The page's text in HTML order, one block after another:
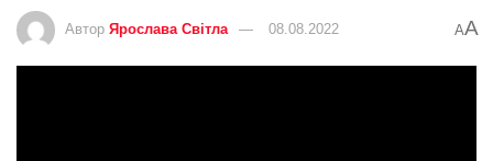
Автор Ярослава Світла 08.08.2022 AA